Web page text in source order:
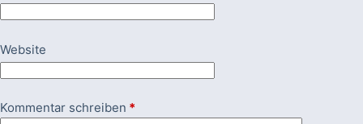
Website
Kommentar schreiben *